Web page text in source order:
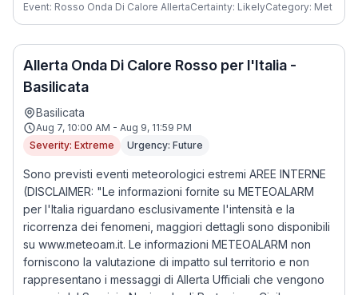
Event: Rosso Onda Di Calore AllertaCertainty: LikelyCategory: Met
Allerta Onda Di Calore Rosso per l'Italia -
Basilicata
Basilicata
Aug 7, 10:00 AM - Aug 9, 11:59 PM
Severity: Extreme
Urgency: Future
Sono previsti eventi meteorologici estremi AREE INTERNE
(DISCLAIMER: "Le informazioni fornite su METEOALARM
per l'Italia riguardano esclusivamente l'intensità e la
ricorrenza dei fenomeni, maggiori dettagli sono disponibili
su www.meteoam.it. Le informazioni METEOALARM non
forniscono la valutazione di impatto sul territorio e non
rappresentano i messaggi di Allerta Ufficiali che vengono